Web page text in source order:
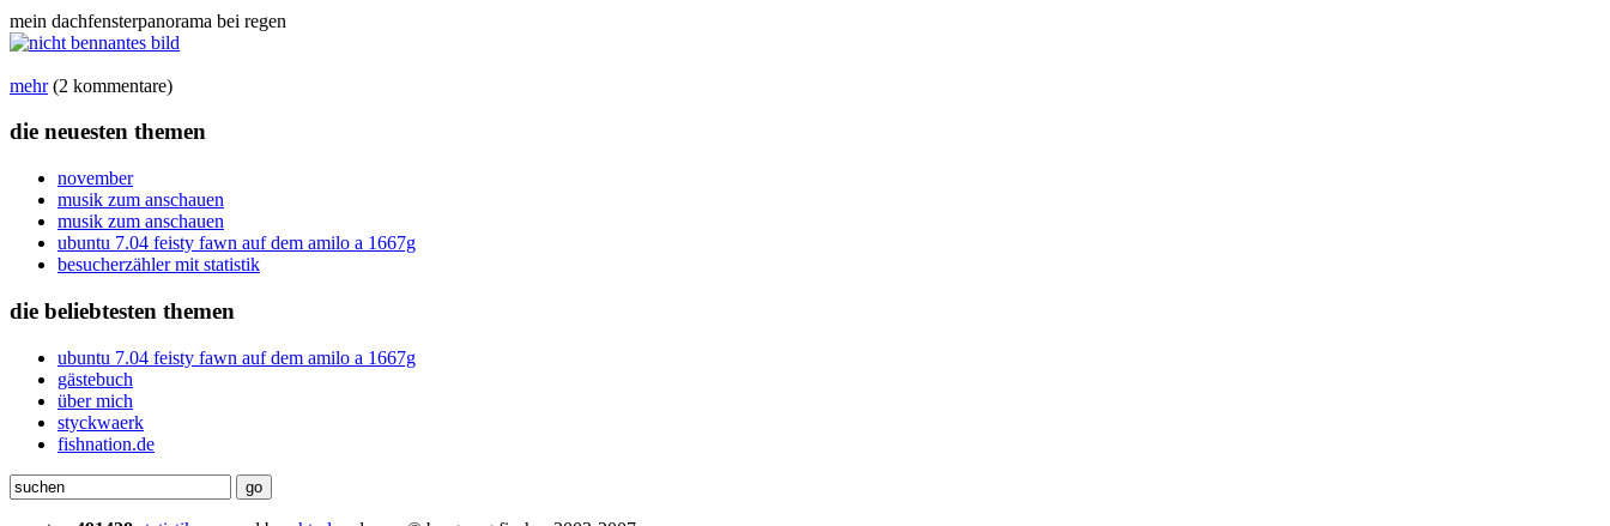
mein dachfensterpanorama bei regen
mehr(2 kommentare)
die neuesten themen
november
musik zum anschauen
musik zum anschauen
ubuntu 7.04 feisty fawn auf dem amilo a 1667g
besucherzähler mit statistik
die beliebtesten themen
ubuntu 7.04 feisty fawn auf dem amilo a 1667g
gästebuch
über mich
styckwaerk
fishnation.de